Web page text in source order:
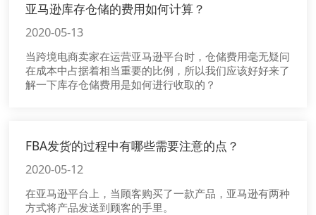
亚马逊库存仓储的费用如何计算？
2020-05-13
当跨境电商卖家在运营亚马逊平台时，仓储费用毫无疑问
在成本中占据着相当重要的比例，所以我们应该好好来了
解一下库存仓储费用是如何进行收取的？
FBA发货的过程中有哪些需要注意的点？
2020-05-12
在亚马逊平台上，当顾客购买了一款产品，亚马逊有两种
方式将产品发送到顾客的手里。